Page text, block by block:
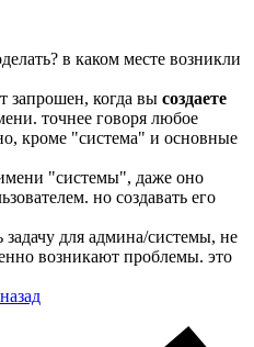
в каком месте возникли
запрошен, когда вы создаете
точнее говоря любое
кроме "система" и основные
"системы", даже оно
но создавать его
задачу для админа/системы, не
возникают проблемы. это